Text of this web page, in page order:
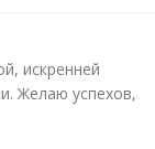
искренней
Желаю успехов,